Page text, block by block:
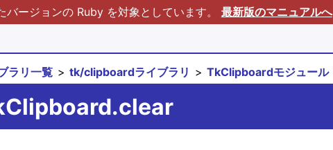
ージョンの Ruby を対象としています。 最新版のマニュアルへ
ラリ一覧 tk/clipboardライブラリ TkClipboardモジュール